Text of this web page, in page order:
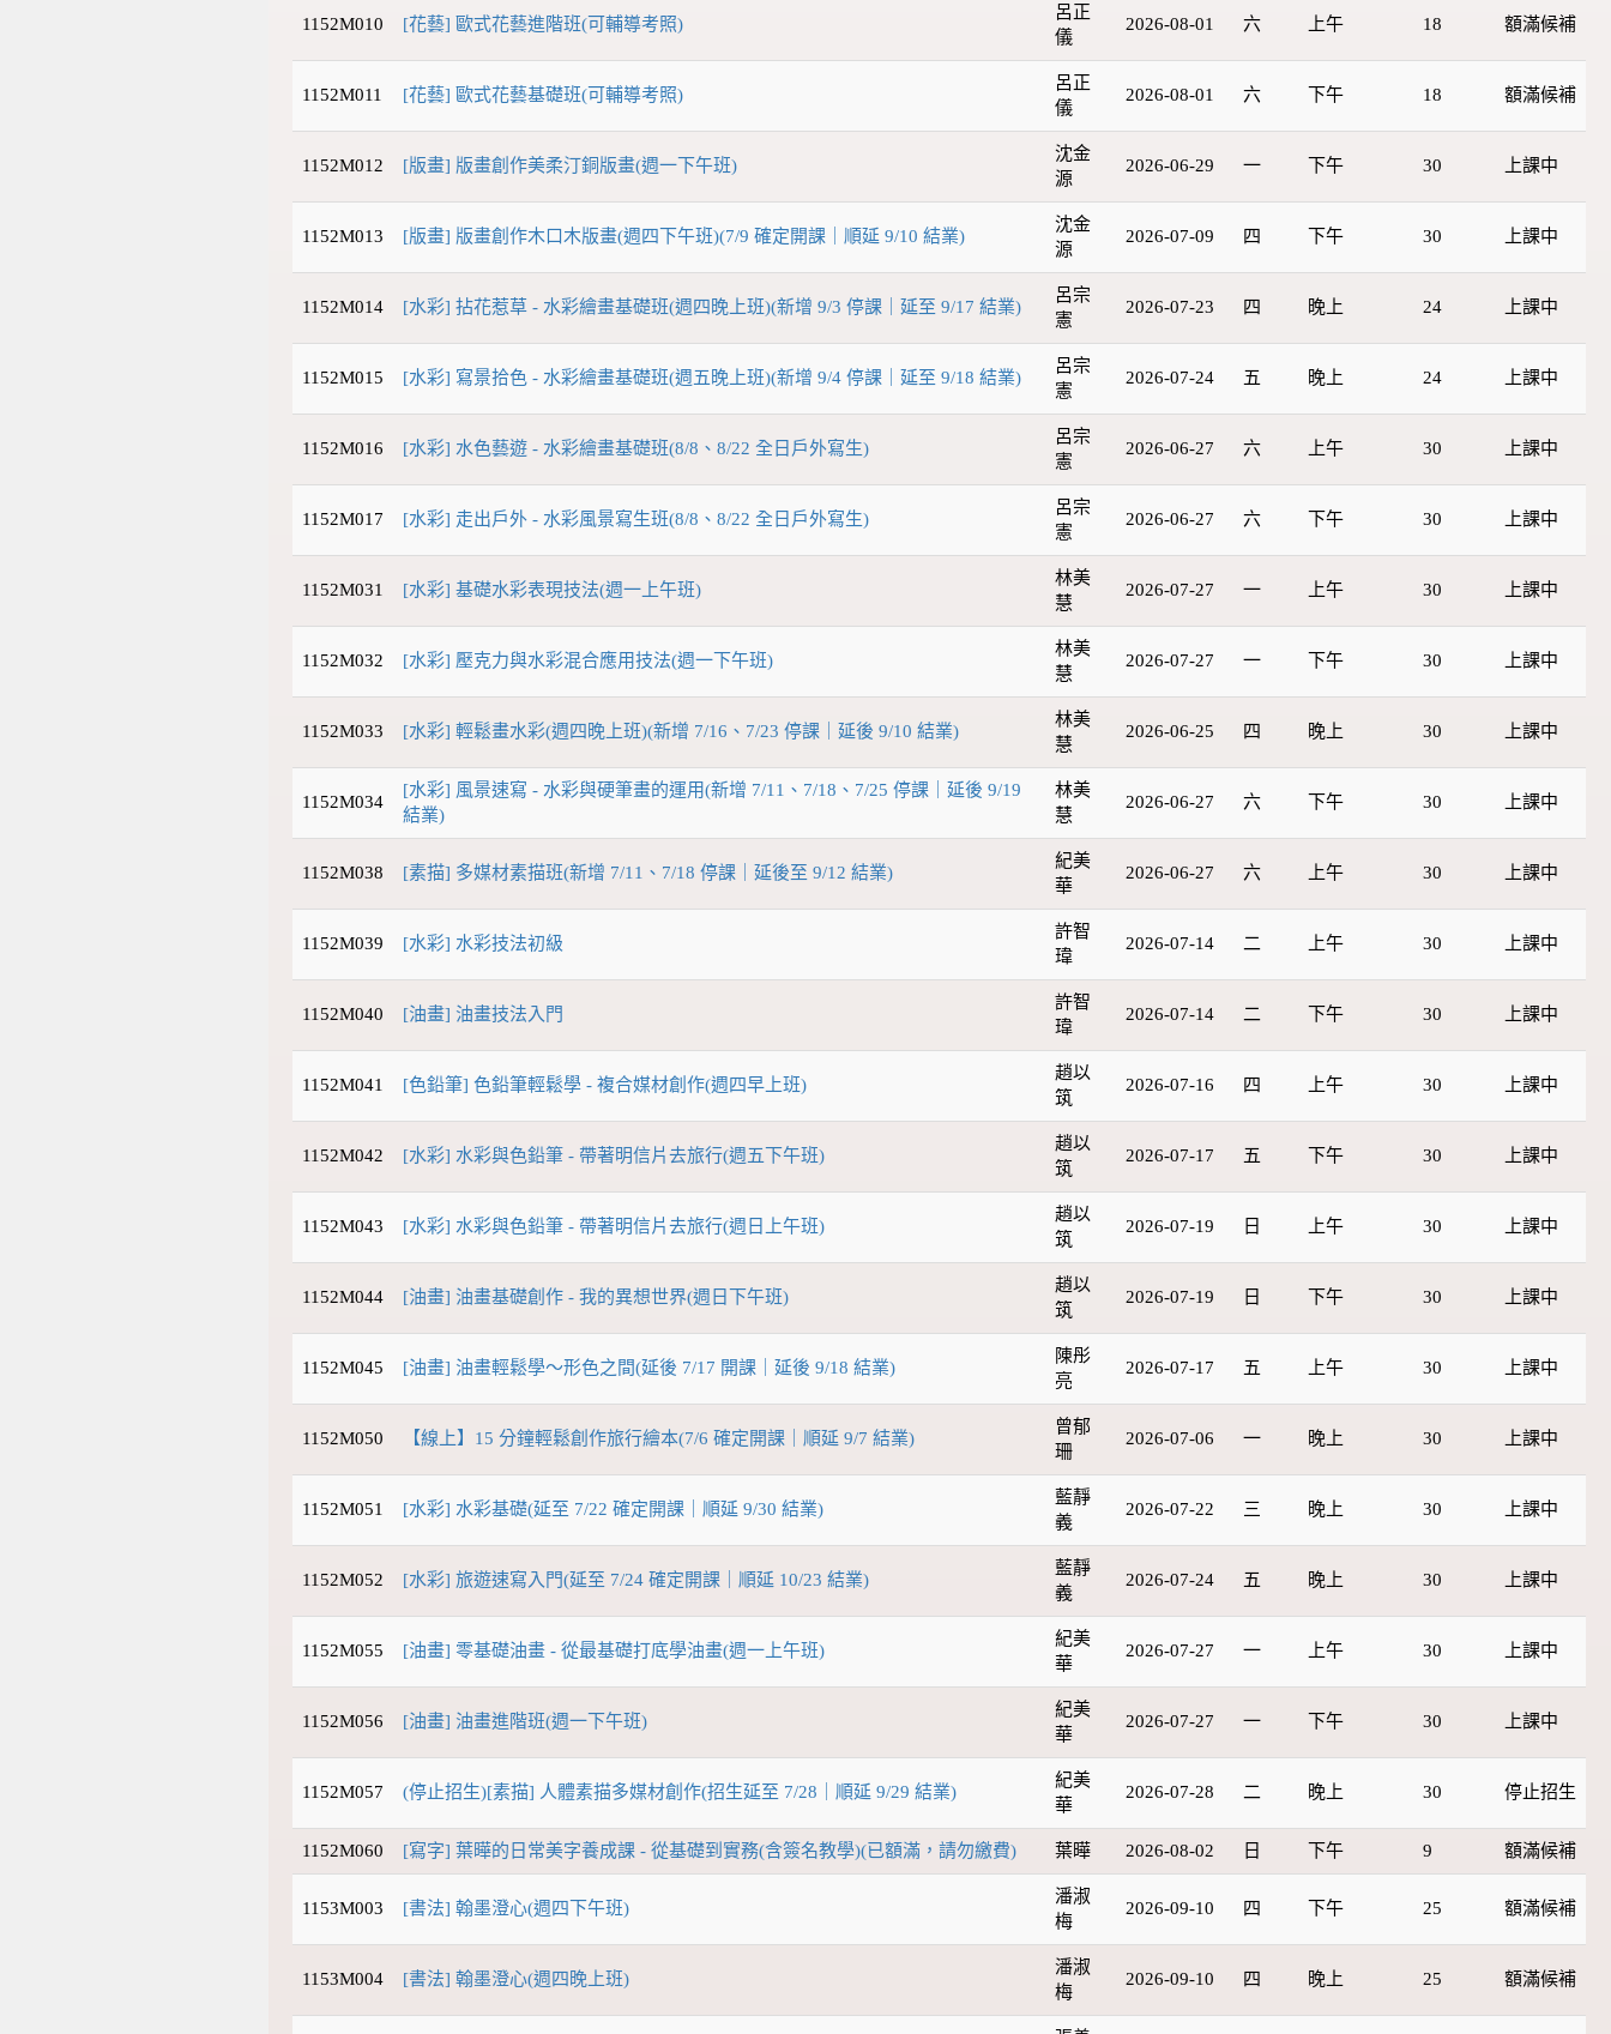
1152M010 [花藝] 歐式花藝進階班(可輔導考照)
呂正
儀
2026-08-01 六 上午 18 額滿候補
1152M011 [花藝] 歐式花藝基礎班(可輔導考照)
呂正
儀
2026-08-01 六 下午 18 額滿候補
1152M012 [版畫] 版畫創作美柔汀銅版畫(週一下午班)
沈金
源
2026-06-29 一 下午 30 上課中
1152M013 [版畫] 版畫創作木口木版畫(週四下午班)(7/9 確定開課｜順延 9/10 結業)
沈金
源
2026-07-09 四 下午 30 上課中
1152M014 [水彩] 拈花惹草 - 水彩繪畫基礎班(週四晚上班)(新增 9/3 停課｜延至 9/17 結業)
呂宗
憲
2026-07-23 四 晚上 24 上課中
1152M015 [水彩] 寫景拾色 - 水彩繪畫基礎班(週五晚上班)(新增 9/4 停課｜延至 9/18 結業)
呂宗
憲
2026-07-24 五 晚上 24 上課中
1152M016 [水彩] 水色藝遊 - 水彩繪畫基礎班(8/8、8/22 全日戶外寫生)
呂宗
憲
2026-06-27 六 上午 30 上課中
1152M017 [水彩] 走出戶外 - 水彩風景寫生班(8/8、8/22 全日戶外寫生)
呂宗
憲
2026-06-27 六 下午 30 上課中
1152M031 [水彩] 基礎水彩表現技法(週一上午班)
林美
慧
2026-07-27 一 上午 30 上課中
1152M032 [水彩] 壓克力與水彩混合應用技法(週一下午班)
林美
慧
2026-07-27 一 下午 30 上課中
1152M033 [水彩] 輕鬆畫水彩(週四晚上班)(新增 7/16、7/23 停課｜延後 9/10 結業)
林美
慧
2026-06-25 四 晚上 30 上課中
1152M034
[水彩] 風景速寫 - 水彩與硬筆畫的運用(新增 7/11、7/18、7/25 停課｜延後 9/19
結業)
林美
慧
2026-06-27 六 下午 30 上課中
1152M038 [素描] 多媒材素描班(新增 7/11、7/18 停課｜延後至 9/12 結業)
紀美
華
2026-06-27 六 上午 30 上課中
1152M039 [水彩] 水彩技法初級
許智
瑋
2026-07-14 二 上午 30 上課中
1152M040 [油畫] 油畫技法入門
許智
瑋
2026-07-14 二 下午 30 上課中
1152M041 [色鉛筆] 色鉛筆輕鬆學 - 複合媒材創作(週四早上班)
趙以
筑
2026-07-16 四 上午 30 上課中
1152M042 [水彩] 水彩與色鉛筆 - 帶著明信片去旅行(週五下午班)
趙以
筑
2026-07-17 五 下午 30 上課中
1152M043 [水彩] 水彩與色鉛筆 - 帶著明信片去旅行(週日上午班)
趙以
筑
2026-07-19 日 上午 30 上課中
1152M044 [油畫] 油畫基礎創作 - 我的異想世界(週日下午班)
趙以
筑
2026-07-19 日 下午 30 上課中
1152M045 [油畫] 油畫輕鬆學～形色之間(延後 7/17 開課｜延後 9/18 結業)
陳彤
亮
2026-07-17 五 上午 30 上課中
1152M050 【線上】15 分鐘輕鬆創作旅行繪本(7/6 確定開課｜順延 9/7 結業)
曾郁
珊
2026-07-06 一 晚上 30 上課中
1152M051 [水彩] 水彩基礎(延至 7/22 確定開課｜順延 9/30 結業)
藍靜
義
2026-07-22 三 晚上 30 上課中
1152M052 [水彩] 旅遊速寫入門(延至 7/24 確定開課｜順延 10/23 結業)
藍靜
義
2026-07-24 五 晚上 30 上課中
1152M055 [油畫] 零基礎油畫 - 從最基礎打底學油畫(週一上午班)
紀美
華
2026-07-27 一 上午 30 上課中
1152M056 [油畫] 油畫進階班(週一下午班)
紀美
華
2026-07-27 一 下午 30 上課中
1152M057 (停止招生)[素描] 人體素描多媒材創作(招生延至 7/28｜順延 9/29 結業)
紀美
華
2026-07-28 二 晚上 30 停止招生
1152M060 [寫字] 葉曄的日常美字養成課 - 從基礎到實務(含簽名教學)(已額滿，請勿繳費) 葉曄 2026-08-02 日 下午 9 額滿候補
1153M003 [書法] 翰墨澄心(週四下午班)
潘淑
梅
2026-09-10 四 下午 25 額滿候補
1153M004 [書法] 翰墨澄心(週四晚上班)
潘淑
梅
2026-09-10 四 晚上 25 額滿候補